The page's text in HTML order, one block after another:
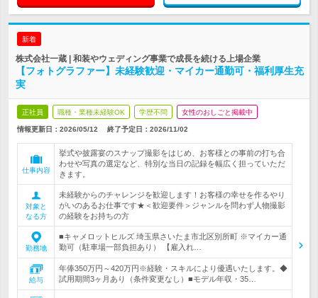
新着
株式会社一蔵 | 和装やウェディング事業で成長を続ける上場企業
【フォトグラファー】未経験歓迎・マイカー通勤可・福利厚生充
実
正社員 職種・業種未経験OK 学歴不問 女性のおしごと掲載中
情報更新日：2026/05/12 終了予定日： 2026/11/02
仕事内容
挙式や披露宴のスナップ撮影をはじめ、お客様との事前の打ち合
わせや写真の選定など、特別な当日の記録を幅広く担っていただ
きます。
対象と
なる方
未経験からのチャレンジを歓迎します！お客様の幸せを作るやり
がいのあるお仕事です★＜歓迎要件＞ジャンルを問わず人物撮影
の経験をお持ちの方
勤務地
■キャメロットヒルズ 埼玉県さいたま市北区別所町 ※マイカー通
勤可（駐車場一部負担あり） 【雇入れ…
給与
年俸350万円～420万円※経験・スキルにより優遇いたします。◆
試用期間3ヶ月あり（条件変更なし）■モデル年収・35…